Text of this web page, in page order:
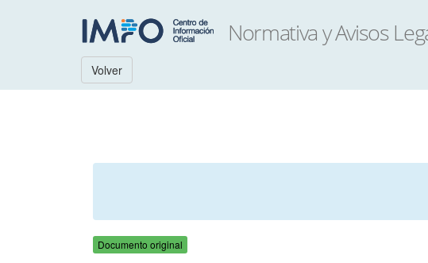
Volver
Documento original